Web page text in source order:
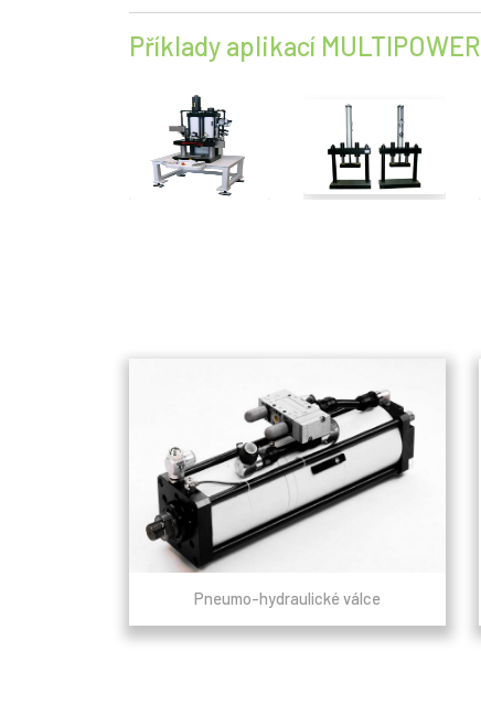
Příklady aplikací MULTIPOWER
Pneumo-hydraulické válce